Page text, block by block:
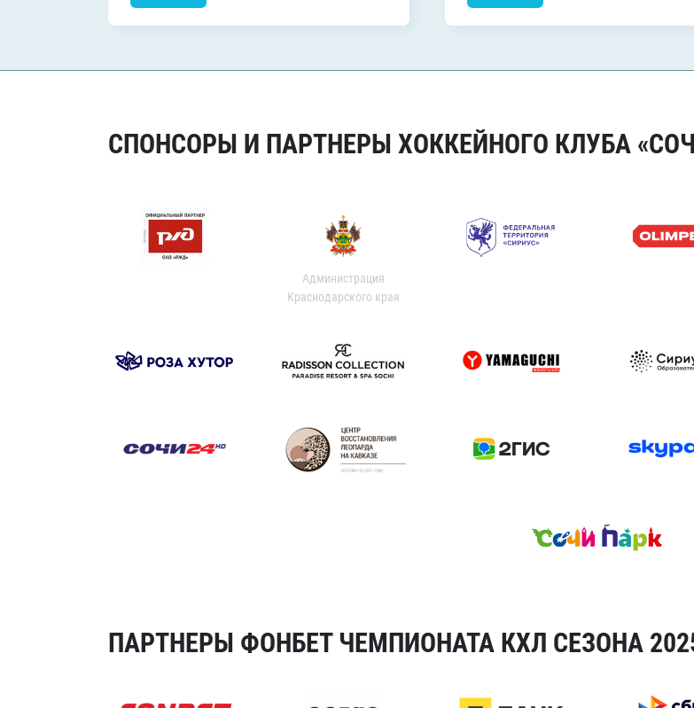
СПОНСОРЫ И ПАРТНЕРЫ ХОККЕЙНОГО КЛУБА
Администрация
Краснодарского края
ПАРТНЕРЫ ФОНБЕТ ЧЕМПИОНАТА КХЛ СЕЗОНА